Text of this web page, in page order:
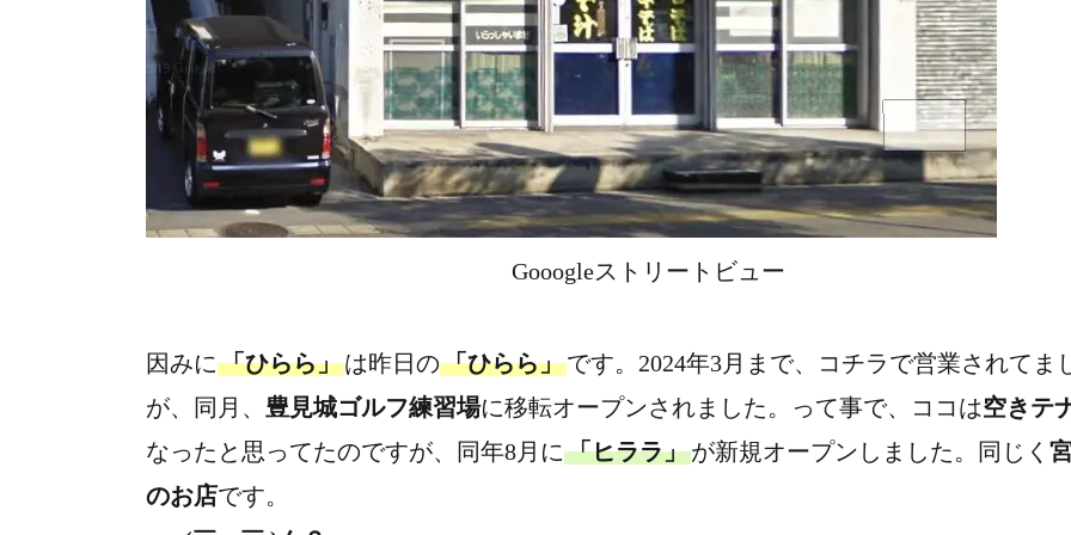
Gooogleストリートビュー
因みに 「ひらら」は昨日の「ひらら」です。2024年3月まで、コチラで営業されてま
が、同月、 豊見城ゴルフ練習場に移転オープンされました。って事で、ココは空きテ
なったと思ってたのですが、同年8月に 「ヒララ」が新規オープンしました。同じく
のお店です。